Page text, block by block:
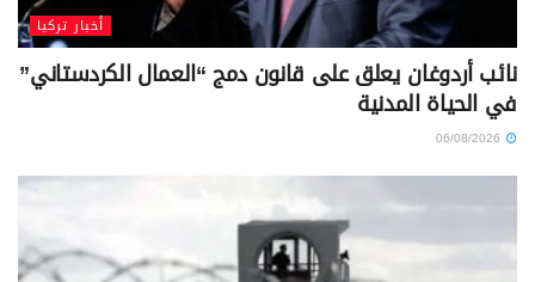
أخبار تركيا
نائب أردوغان يعلق على قانون دمج “العمال الكردستاني”
في الحياة المدنية